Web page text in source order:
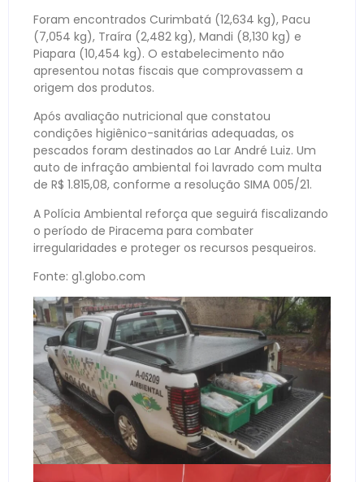
Foram encontrados Curimbatá (12,634 kg), Pacu
(7,054 kg), Traíra (2,482 kg), Mandi (8,130 kg) e
Piapara (10,454 kg). O estabelecimento não
apresentou notas fiscais que comprovassem a
origem dos produtos.
Após avaliação nutricional que constatou
condições higiênico-sanitárias adequadas, os
pescados foram destinados ao Lar André Luiz. Um
auto de infração ambiental foi lavrado com multa
de R$ 1.815,08, conforme a resolução SIMA 005/21.
A Polícia Ambiental reforça que seguirá fiscalizando
o período de Piracema para combater
irregularidades e proteger os recursos pesqueiros.
Fonte: g1.globo.com